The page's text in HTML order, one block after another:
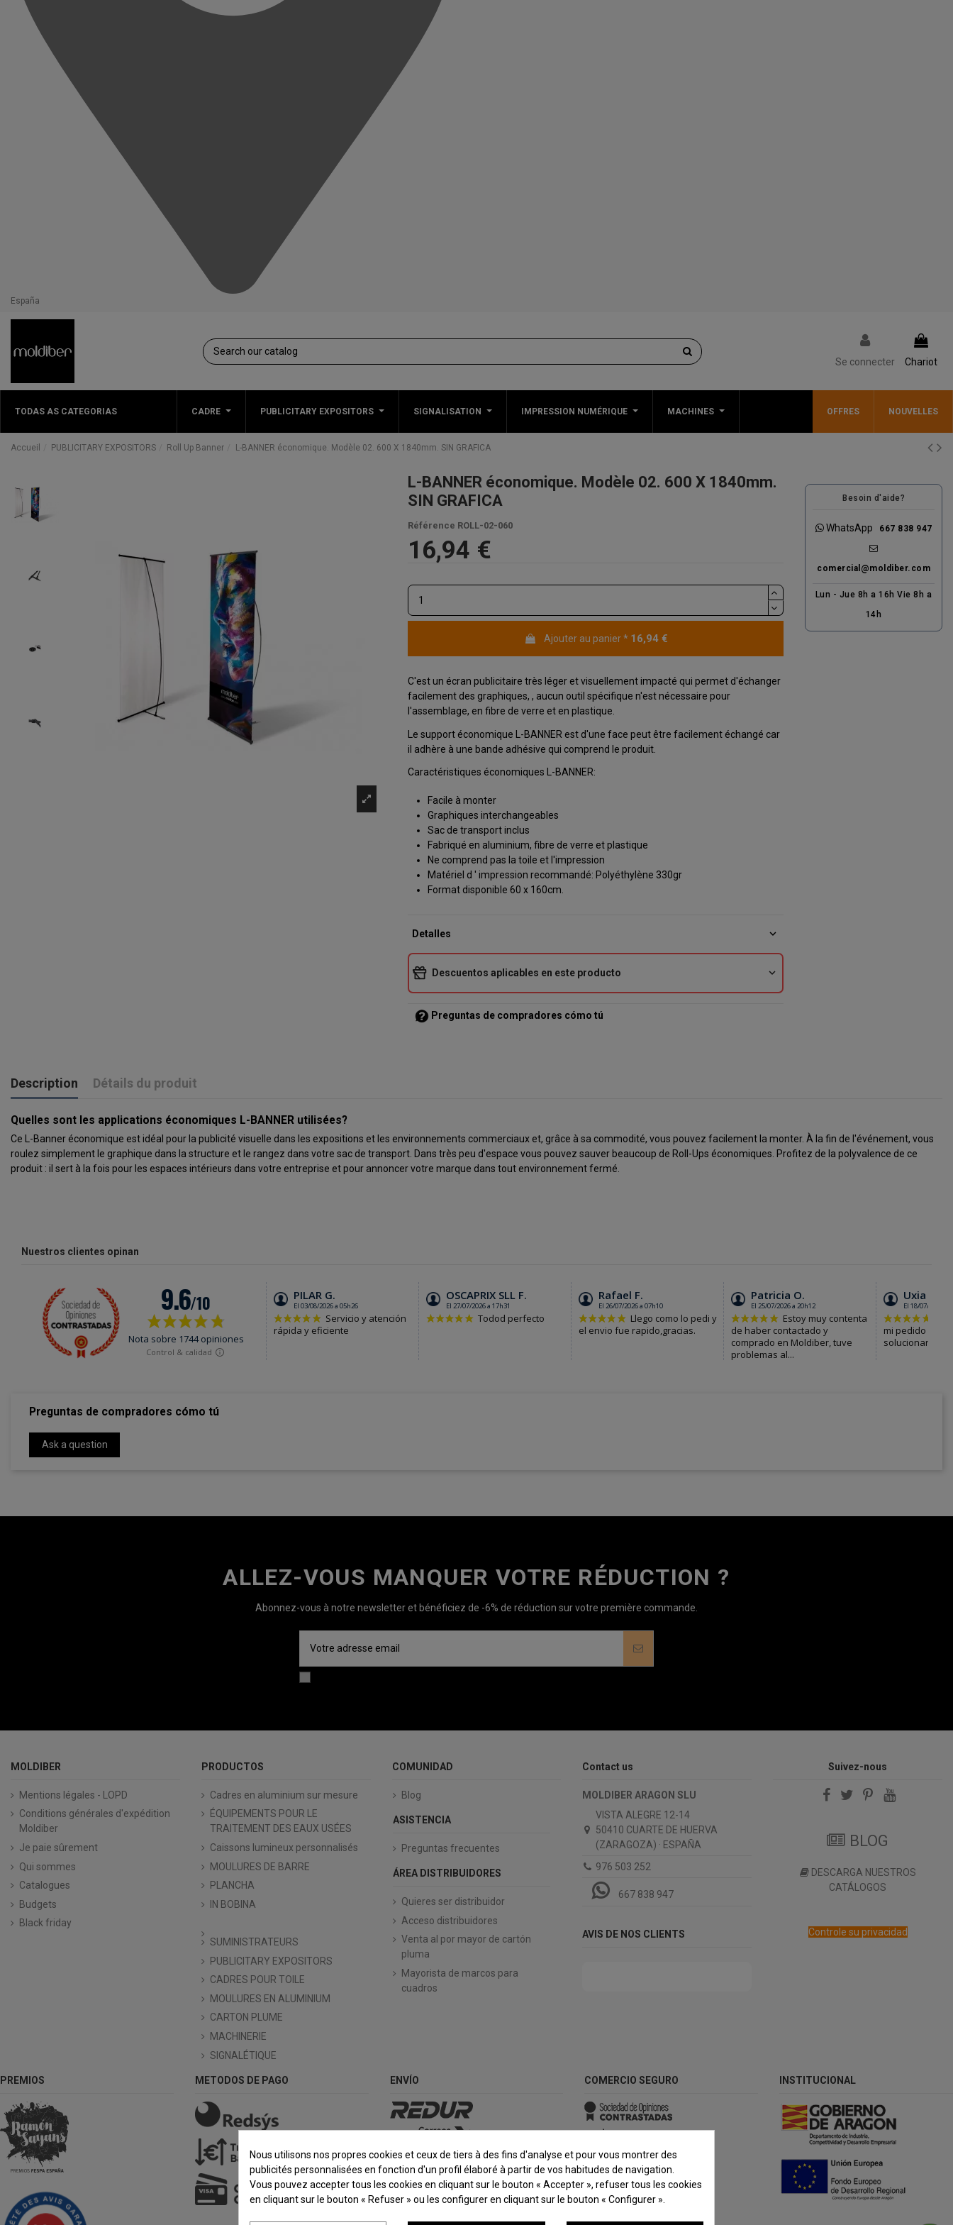
España
Se connecter Chariot
TODAS AS CATEGORIAS CADRE PUBLICITARY EXPOSITORS SIGNALISATION IMPRESSION NUMÉRIQUE MACHINES OFFRES NOUVELLES
Accueil PUBLICITARY EXPOSITORS Roll Up Banner L-BANNER économique. Modèle 02. 600 X 1840mm. SIN GRAFICA
L-BANNER économique. Modèle 02. 600 X 1840mm.
SIN GRAFICA
Référence ROLL-02-060
16,94 €
Ajouter au panier * 16,94 €
C'est un écran publicitaire très léger et visuellement impacté qui permet d'échanger
facilement des graphiques, , aucun outil spécifique n'est nécessaire pour
l'assemblage, en fibre de verre et en plastique.
Le support économique L-BANNER est d'une face peut être facilement échangé car
il adhère à une bande adhésive qui comprend le produit.
Caractéristiques économiques L-BANNER:
Facile à monter
Graphiques interchangeables
Sac de transport inclus
Fabriqué en aluminium, fibre de verre et plastique
Ne comprend pas la toile et l'impression
Matériel d ' impression recommandé: Polyéthylène 330gr
Format disponible 60 x 160cm.
Detalles expand_more
Descuentos aplicables en este producto expand_more
Preguntas de compradores cómo tú
Besoin d'aide?
WhatsApp 667 838 947
comercial@moldiber.com
Lun - Jue 8h a 16h Vie 8h a
14h
Description Détails du produit
Quelles sont les applications économiques L-BANNER utilisées?
Ce L-Banner économique est idéal pour la publicité visuelle dans les expositions et les environnements commerciaux et, grâce à sa commodité, vous pouvez facilement la monter. À la fin de l'événement, vous
roulez simplement le graphique dans la structure et le rangez dans votre sac de transport. Dans très peu d'espace vous pouvez sauver beaucoup de Roll-Ups économiques. Profitez de la polyvalence de ce
produit : il sert à la fois pour les espaces intérieurs dans votre entreprise et pour annoncer votre marque dans tout environnement fermé.
Nuestros clientes opinan
Preguntas de compradores cómo tú
Ask a question
ALLEZ-VOUS MANQUER VOTRE RÉDUCTION ?
Abonnez-vous à notre newsletter et bénéficiez de -6% de réduction sur votre première commande.
MOLDIBER
Mentions légales - LOPD
Conditions générales d'expédition
Moldiber
Je paie sûrement
Qui sommes
Catalogues
Budgets
Black friday
PRODUCTOS
Cadres en aluminium sur mesure
ÉQUIPEMENTS POUR LE
TRAITEMENT DES EAUX USÉES
Caissons lumineux personnalisés
MOULURES DE BARRE
PLANCHA
IN BOBINA
SUMINISTRATEURS
PUBLICITARY EXPOSITORS
CADRES POUR TOILE
MOULURES EN ALUMINIUM
CARTON PLUME
MACHINERIE
SIGNALÉTIQUE
COMUNIDAD
Blog
ASISTENCIA
Preguntas frecuentes
ÁREA DISTRIBUIDORES
Quieres ser distribuidor
Acceso distribuidores
Venta al por mayor de cartón
pluma
Mayorista de marcos para
cuadros
Contact us
MOLDIBER ARAGON SLU
VISTA ALEGRE 12-14
50410 CUARTE DE HUERVA
(ZARAGOZA) · ESPAÑA
976 503 252
667 838 947
AVIS DE NOS CLIENTS
Suivez-nous
BLOG
DESCARGA NUESTROS
CATÁLOGOS
Controle su privacidad
PREMIOS METODOS DE PAGO ENVÍO COMERCIO SEGURO INSTITUCIONAL
Nous utilisons nos propres cookies et ceux de tiers à des fins d'analyse et pour vous montrer des
publicités personnalisées en fonction d'un profil élaboré à partir de vos habitudes de navigation.
Vous pouvez accepter tous les cookies en cliquant sur le bouton « Accepter », refuser tous les cookies
en cliquant sur le bouton « Refuser » ou les configurer en cliquant sur le bouton « Configurer ».